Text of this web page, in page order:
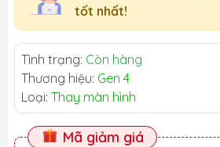
tốt nhất!
Tình trạng: Còn hàng
Thương hiệu: Gen 4
Loại: Thay màn hình
Mã giảm giá